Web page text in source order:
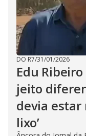
DO R7/31/01/2026
Edu
jeito
devia estar
lixo’